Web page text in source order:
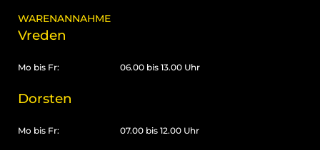
WARENANNAHME
Vreden
Mo bis Fr: 06.00 bis 13.00 Uhr
Dorsten
Mo bis Fr: 07.00 bis 12.00 Uhr